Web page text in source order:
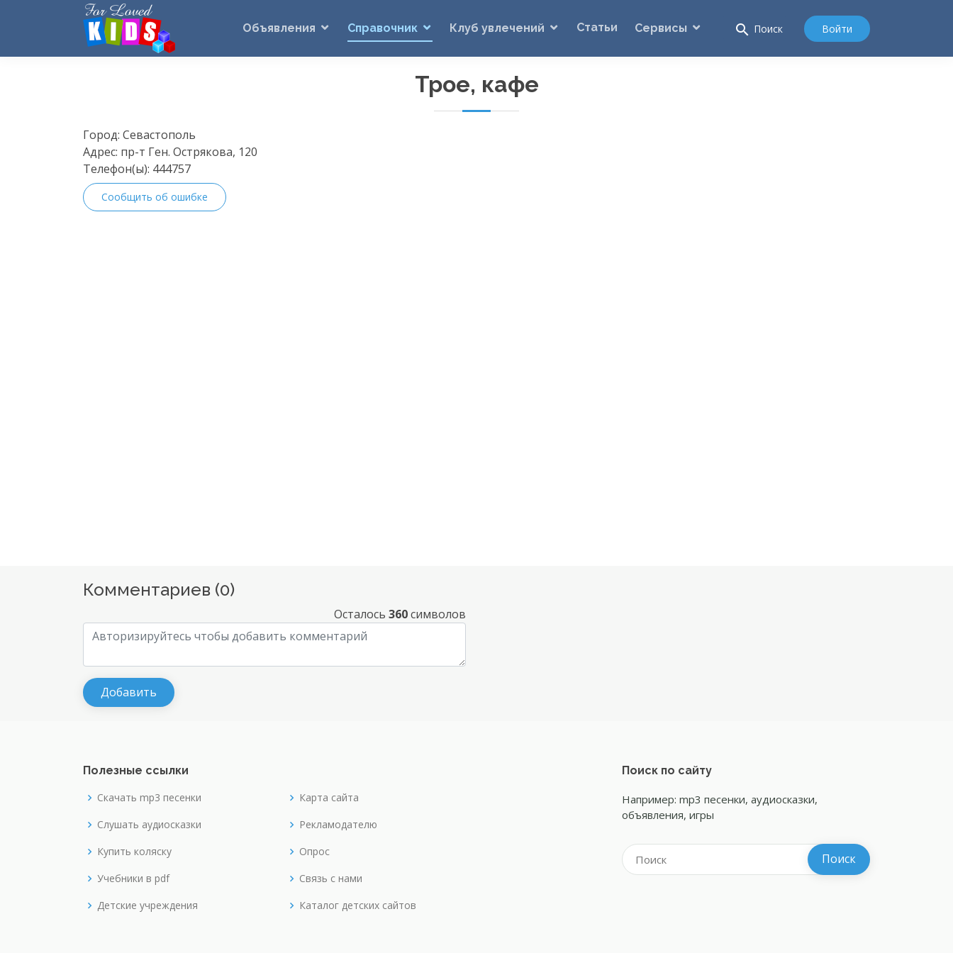
Объявления Справочник Клуб увлечений Статьи Сервисы search Поиск Войти
Трое, кафе
Город: Севастополь
Адрес: пр-т Ген. Острякова, 120
Телефон(ы): 444757
Сообщить об ошибке
Комментариев (0)
Осталось 360символов
Полезные ссылки
Скачать mp3 песенки
Слушать аудиосказки
Купить коляску
Учебники в pdf
Детские учреждения
Карта сайта
Рекламодателю
Опрос
Связь с нами
Каталог детских сайтов
Поиск по сайту
Например: mp3 песенки, аудиосказки,
объявления, игры